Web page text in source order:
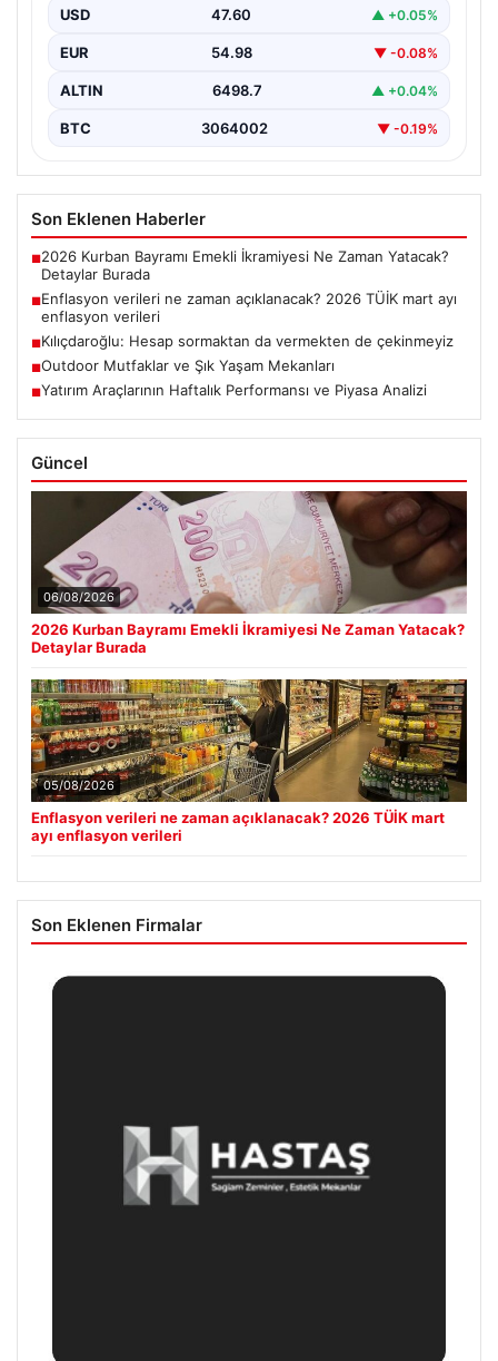
USD 47.60 ▲ +0.05%
EUR 54.98 ▼ -0.08%
ALTIN 6498.7 ▲ +0.04%
BTC 3064002 ▼ -0.19%
Son Eklenen Haberler
■2026 Kurban Bayramı Emekli İkramiyesi Ne Zaman Yatacak?
Detaylar Burada
■Enflasyon verileri ne zaman açıklanacak? 2026 TÜİK mart ayı
enflasyon verileri
■Kılıçdaroğlu: Hesap sormaktan da vermekten de çekinmeyiz
■Outdoor Mutfaklar ve Şık Yaşam Mekanları
■Yatırım Araçlarının Haftalık Performansı ve Piyasa Analizi
Güncel
06/08/2026
2026 Kurban Bayramı Emekli İkramiyesi Ne Zaman Yatacak?
Detaylar Burada
05/08/2026
Enflasyon verileri ne zaman açıklanacak? 2026 TÜİK mart
ayı enflasyon verileri
Son Eklenen Firmalar